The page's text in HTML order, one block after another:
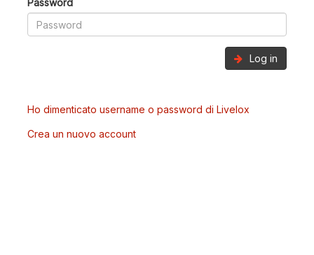
Password
Log in
Ho dimenticato username o password di Livelox
Crea un nuovo account